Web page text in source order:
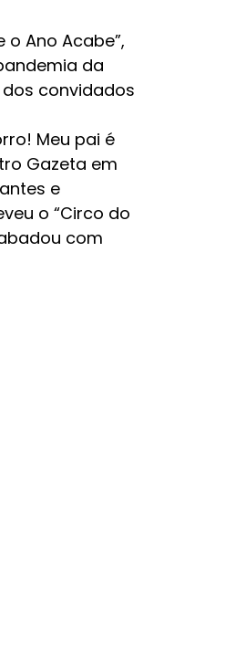
o Ano Acabe”,
da
dos convidados
Meu pai é
Gazeta em
e
o “Circo do
com